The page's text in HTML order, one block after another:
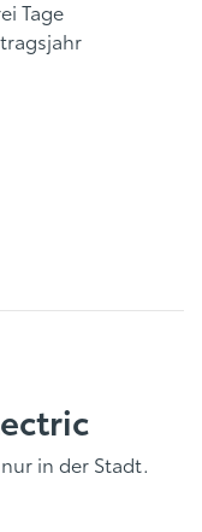
Tage
in der Stadt.